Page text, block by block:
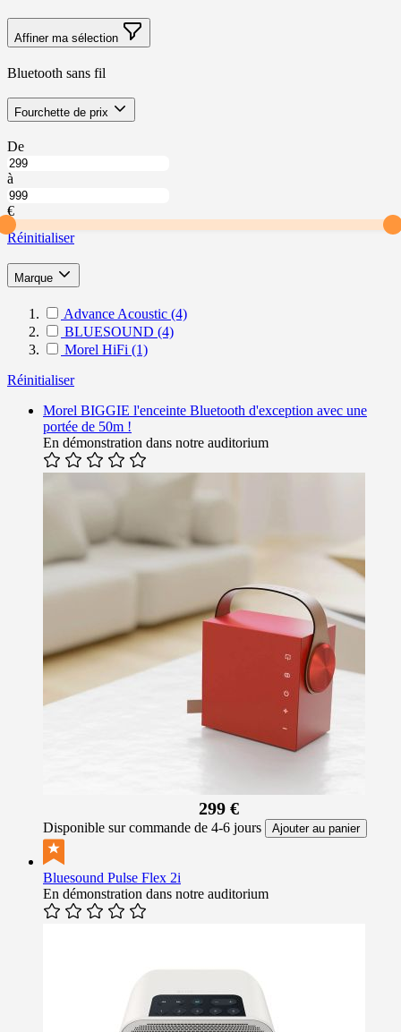
Affiner ma sélection
Bluetooth sans fil
Skip
to
list
Fourchette de prix filter
DeÀ
partir
Fourchette
à
Fourchette
de
prix
€
Réinitialiser
Marque filter
Advance Acoustic (4)
BLUESOUND (4)
Morel HiFi (1)
Réinitialiser
Morel BIGGIE l'enceinte Bluetooth d'exception avec une
portée de 50m !
En démonstration dans notre auditorium
299 €
Disponible sur commande de 4-6 jours Ajouter au panier
Bluesound Pulse Flex 2i
En démonstration dans notre auditorium